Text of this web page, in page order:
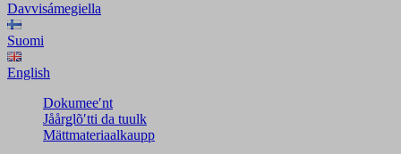
Davvisámegiella
Suomi
English
Dokumeeʹnt
Jåårǥlõʹtti da tuulk
Mättmateriaalkaupp